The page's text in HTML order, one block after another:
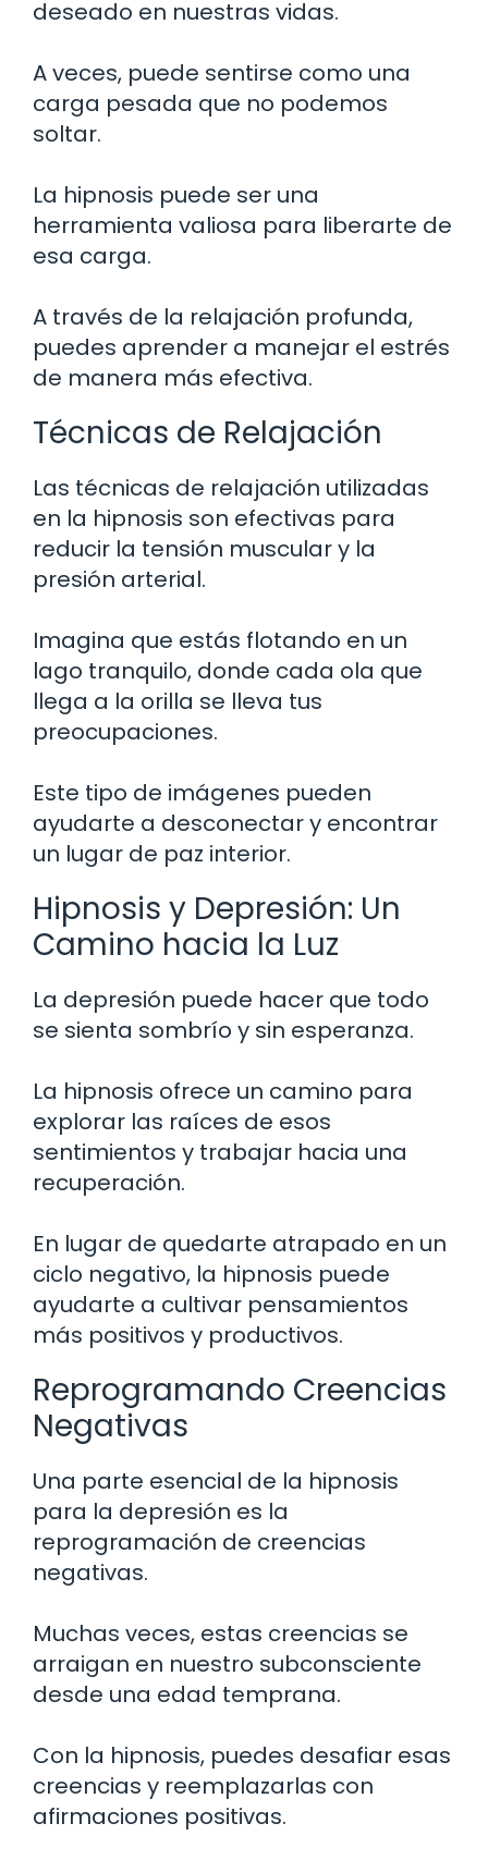
deseado en nuestras vidas.
A veces, puede sentirse como una
carga pesada que no podemos
soltar.
La hipnosis puede ser una
herramienta valiosa para liberarte de
esa carga.
A través de la relajación profunda,
puedes aprender a manejar el estrés
de manera más efectiva.
Técnicas de Relajación
Las técnicas de relajación utilizadas
en la hipnosis son efectivas para
reducir la tensión muscular y la
presión arterial.
Imagina que estás flotando en un
lago tranquilo, donde cada ola que
llega a la orilla se lleva tus
preocupaciones.
Este tipo de imágenes pueden
ayudarte a desconectar y encontrar
un lugar de paz interior.
Hipnosis y Depresión: Un
Camino hacia la Luz
La depresión puede hacer que todo
se sienta sombrío y sin esperanza.
La hipnosis ofrece un camino para
explorar las raíces de esos
sentimientos y trabajar hacia una
recuperación.
En lugar de quedarte atrapado en un
ciclo negativo, la hipnosis puede
ayudarte a cultivar pensamientos
más positivos y productivos.
Reprogramando Creencias
Negativas
Una parte esencial de la hipnosis
para la depresión es la
reprogramación de creencias
negativas.
Muchas veces, estas creencias se
arraigan en nuestro subconsciente
desde una edad temprana.
Con la hipnosis, puedes desafiar esas
creencias y reemplazarlas con
afirmaciones positivas.